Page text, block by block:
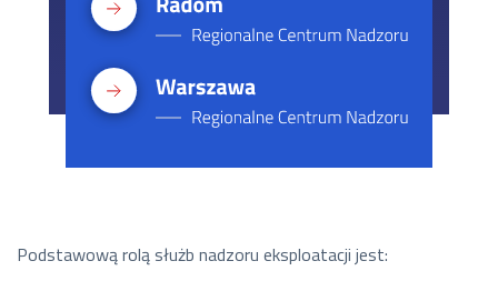
Podstawową rolą służb nadzoru eksploatacji jest: